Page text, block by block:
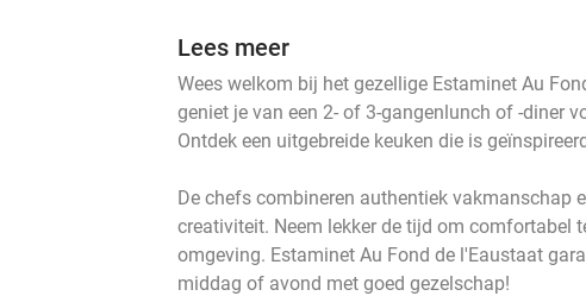
Lees meer
Wees welkom bij het gezellige Estaminet Au
geniet je van een 2- of 3-gangenlunch of -diner
Ontdek een uitgebreide keuken die is
De chefs combineren authentiek vakmanschap
creativiteit. Neem lekker de tijd om comfortabel
omgeving. Estaminet Au Fond de l'Eaustaat
middag of avond met goed gezelschap!